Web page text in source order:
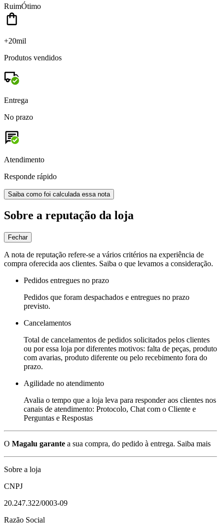
RuimÓtimo
+20mil
Produtos vendidos
Entrega
No prazo
Atendimento
Responde rápido
Saiba como foi calculada essa nota
Sobre a reputação da loja
Fechar
A nota de reputação refere-se a vários critérios na experiência de
compra oferecida aos clientes. Saiba o que levamos a consideração.
Pedidos entregues no prazo
Pedidos que foram despachados e entregues no prazo
previsto.
Cancelamentos
Total de cancelamentos de pedidos solicitados pelos clientes
ou por essa loja por diferentes motivos: falta de peças, produto
com avarias, produto diferente ou pelo recebimento fora do
prazo.
Agilidade no atendimento
Avalia o tempo que a loja leva para responder aos clientes nos
canais de atendimento: Protocolo, Chat com o Cliente e
Perguntas e Respostas
O Magalu garante a sua compra, do pedido à entrega. Saiba mais
Sobre a loja
CNPJ
20.247.322/0003-09
Razão Social